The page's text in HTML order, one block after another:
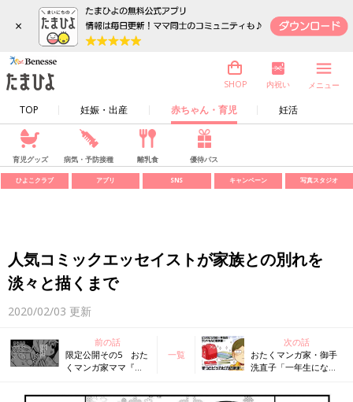
×
TOP 妊娠・出産 赤ちゃん・育児 妊活
SHOP 内祝い メニュー
育児グッズ 病気・予防接種 離乳食 優待パス
ひよこクラブ アプリ SNS キャンペーン 写真スタジオ
人気コミックエッセイストが家族との別れを
淡々と描くまで
2020/02/03 更新
前の話
限定公開その5 おた
くマンガ家ママ『さ
らない育児日記』
一覧
次の話
おたくマンガ家・御手
洗直子「一年生になっ